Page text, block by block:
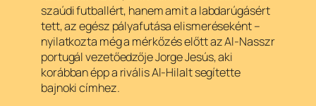
szaúdi futballért, hanem amit a labdarúgásért
tett, az egész pályafutása elismeréseként –
nyilatkozta még a mérkőzés előtt az Al-Nasszr
portugál vezetőedzője Jorge Jesús, aki
korábban épp a rivális Al-Hilalt segítette
bajnoki címhez.